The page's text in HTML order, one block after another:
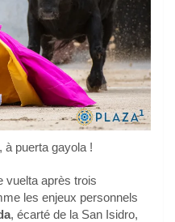
à puerta gayola !
vuelta après trois
les enjeux personnels
, écarté de la San Isidro,